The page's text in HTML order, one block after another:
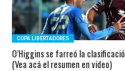
COPA LIBERTADORES
O’Higgins se farreó la
(Vea acá el resumen en video)